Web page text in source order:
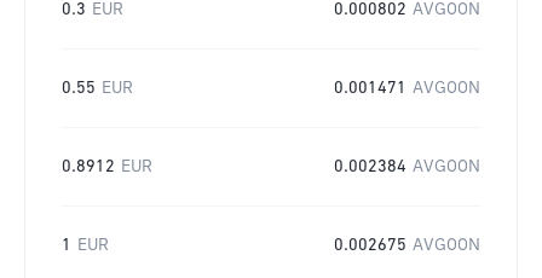
0.3 EUR 0.000802 AVGOON
0.55 EUR 0.001471 AVGOON
0.8912 EUR 0.002384 AVGOON
1 EUR 0.002675 AVGOON